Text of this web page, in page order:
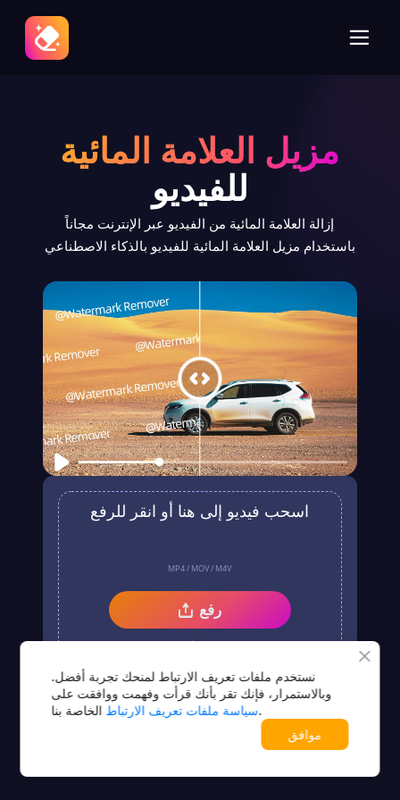
مزيل العلامة المائية
للفيديو
إزالة العلامة المائية من الفيديو عبر الإنترنت مجاناً
باستخدام مزيل العلامة المائية للفيديو بالذكاء الاصطناعي
اسحب فيديو إلى هنا أو انقر للرفع
MP4 / MOV / M4V
رفع
نستخدم ملفات تعريف الارتباط لمنحك تجربة أفضل.
وبالاستمرار، فإنك تقر بأنك قرأت وفهمت ووافقت على
سياسة ملفات تعريف الارتباطالخاصة بنا.
موافق